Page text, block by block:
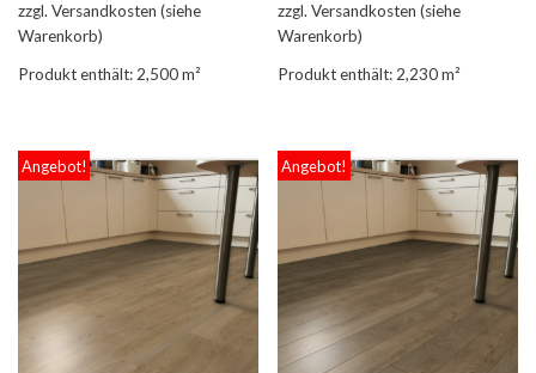
zzgl. Versandkosten (siehe
Warenkorb)
Produkt enthält: 2,500m²
zzgl. Versandkosten (siehe
Warenkorb)
Produkt enthält: 2,230m²
Angebot! Angebot!